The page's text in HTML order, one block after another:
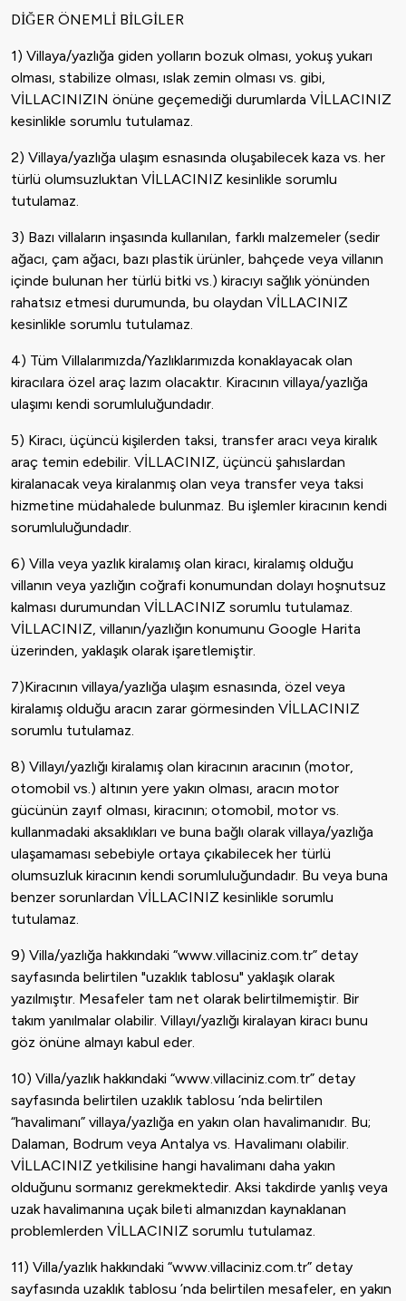
DİĞER ÖNEMLİ BİLGİLER
1) Villaya/yazlığa giden yolların bozuk olması, yokuş yukarı
olması, stabilize olması, ıslak zemin olması vs. gibi,
VİLLACINIZIN önüne geçemediği durumlarda VİLLACINIZ
kesinlikle sorumlu tutulamaz.
2) Villaya/yazlığa ulaşım esnasında oluşabilecek kaza vs. her
türlü olumsuzluktan VİLLACINIZ kesinlikle sorumlu
tutulamaz.
3) Bazı villaların inşasında kullanılan, farklı malzemeler (sedir
ağacı, çam ağacı, bazı plastik ürünler, bahçede veya villanın
içinde bulunan her türlü bitki vs.) kiracıyı sağlık yönünden
rahatsız etmesi durumunda, bu olaydan VİLLACINIZ
kesinlikle sorumlu tutulamaz.
4) Tüm Villalarımızda/Yazlıklarımızda konaklayacak olan
kiracılara özel araç lazım olacaktır. Kiracının villaya/yazlığa
ulaşımı kendi sorumluluğundadır.
5) Kiracı, üçüncü kişilerden taksi, transfer aracı veya kiralık
araç temin edebilir. VİLLACINIZ, üçüncü şahıslardan
kiralanacak veya kiralanmış olan veya transfer veya taksi
hizmetine müdahalede bulunmaz. Bu işlemler kiracının kendi
sorumluluğundadır.
6) Villa veya yazlık kiralamış olan kiracı, kiralamış olduğu
villanın veya yazlığın coğrafi konumundan dolayı hoşnutsuz
kalması durumundan VİLLACINIZ sorumlu tutulamaz.
VİLLACINIZ, villanın/yazlığın konumunu Google Harita
üzerinden, yaklaşık olarak işaretlemiştir.
7)Kiracının villaya/yazlığa ulaşım esnasında, özel veya
kiralamış olduğu aracın zarar görmesinden VİLLACINIZ
sorumlu tutulamaz.
8) Villayı/yazlığı kiralamış olan kiracının aracının (motor,
otomobil vs.) altının yere yakın olması, aracın motor
gücünün zayıf olması, kiracının; otomobil, motor vs.
kullanmadaki aksaklıkları ve buna bağlı olarak villaya/yazlığa
ulaşamaması sebebiyle ortaya çıkabilecek her türlü
olumsuzluk kiracının kendi sorumluluğundadır. Bu veya buna
benzer sorunlardan VİLLACINIZ kesinlikle sorumlu
tutulamaz.
9) Villa/yazlığa hakkındaki “www.villaciniz.com.tr” detay
sayfasında belirtilen "uzaklık tablosu" yaklaşık olarak
yazılmıştır. Mesafeler tam net olarak belirtilmemiştir. Bir
takım yanılmalar olabilir. Villayı/yazlığı kiralayan kiracı bunu
göz önüne almayı kabul eder.
10) Villa/yazlık hakkındaki “www.villaciniz.com.tr” detay
sayfasında belirtilen uzaklık tablosu ’nda belirtilen
“havalimanı” villaya/yazlığa en yakın olan havalimanıdır. Bu;
Dalaman, Bodrum veya Antalya vs. Havalimanı olabilir.
VİLLACINIZ yetkilisine hangi havalimanı daha yakın
olduğunu sormanız gerekmektedir. Aksi takdirde yanlış veya
uzak havalimanına uçak bileti almanızdan kaynaklanan
problemlerden VİLLACINIZ sorumlu tutulamaz.
11) Villa/yazlık hakkındaki “www.villaciniz.com.tr” detay
sayfasında uzaklık tablosu ’nda belirtilen mesafeler, en yakın